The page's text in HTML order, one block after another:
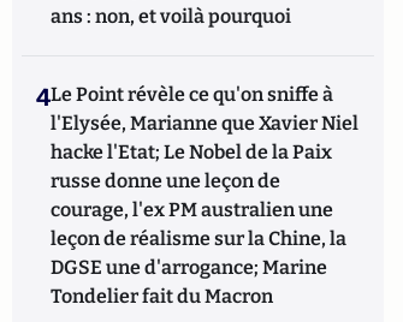
ans : non, et voilà pourquoi
4Le Point révèle ce qu'on sniffe à
l'Elysée, Marianne que Xavier Niel
hacke l'Etat; Le Nobel de la Paix
russe donne une leçon de
courage, l'ex PM australien une
leçon de réalisme sur la Chine, la
DGSE une d'arrogance; Marine
Tondelier fait du Macron